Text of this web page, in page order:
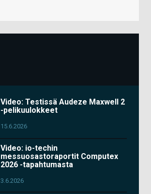
Video: Testissä Audeze Maxwell 2
-pelikuulokkeet
15.6.2026
Video: io-techin
messuosastoraportit Computex
2026 -tapahtumasta
3.6.2026